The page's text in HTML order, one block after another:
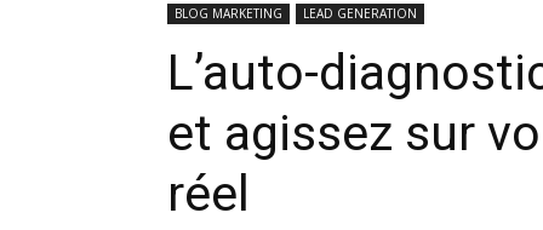
BLOG MARKETING LEAD GENERATION
L’auto-
et agissez sur
réel